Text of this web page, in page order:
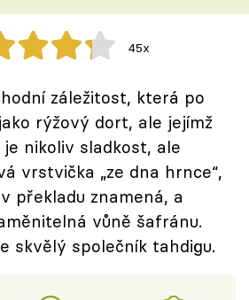
45x
záležitost, která po
rýžový dort, ale jejímž
nikoliv sladkost, ale
vrstvička „ze dna hrnce“,
překladu znamená, a
vůně šafránu.
skvělý společník tahdigu.